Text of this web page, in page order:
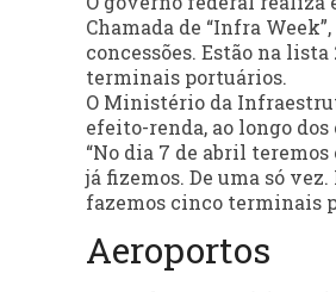
Chamada de “Infra
concessões. Estão na
terminais portuários.
O Ministério da
efeito-renda, ao longo
“No dia 7 de abril teremos
já fizemos. De uma só vez.
fazemos cinco terminais
Aeroportos